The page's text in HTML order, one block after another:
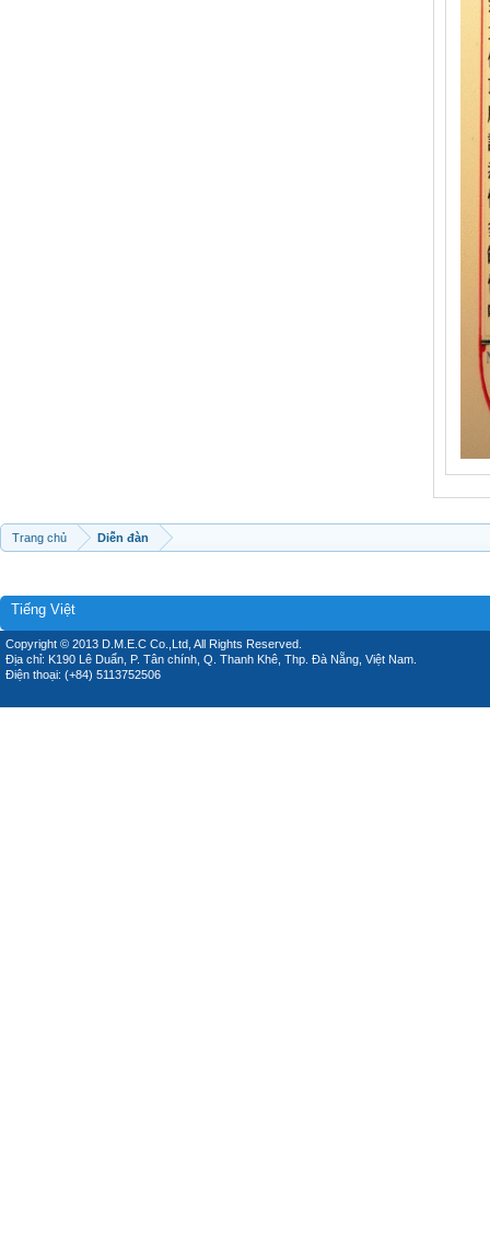
Trang chủ Diễn đàn
Tiếng Việt
Copyright © 2013 D.M.E.C Co.,Ltd, All Rights Reserved.
Địa chỉ: K190 Lê Duẩn, P. Tân chính, Q. Thanh Khê, Thp. Đà Nẵng, Việt Nam.
Điện thoại: (+84) 5113752506